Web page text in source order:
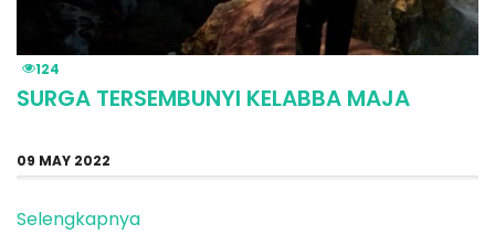
124
SURGA TERSEMBUNYI KELABBA MAJA
09 MAY 2022
Selengkapnya